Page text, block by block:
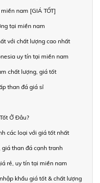
nam [GIÁ TỐT]
tại miền nam
với chất lượng cao nhất
uy tín tại miền nam
chất lượng, giá tốt
than đá giá sỉ
Ở Đâu?
các loại với giá tốt nhất
giá than đá cạnh tranh
rẻ, uy tín tại miền nam
khẩu giá tốt & chất lượng